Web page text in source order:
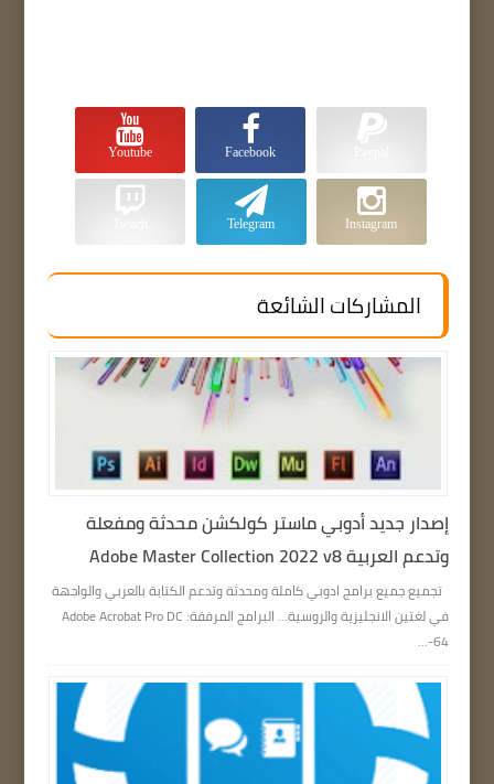
Facebook
Youtube
Instagram
Telegram
المشاركات الشائعة
إصدار جديد أدوبي ماستر كولكشن محدثة ومفعلة
وتدعم العربية Adobe Master Collection 2022 v8
تجميع جميع برامج ادوبي كاملة ومحدثة وتدعم الكتابة بالعربي والواجهة
في لغتين الانجليزية والروسية… البرامج المرفقة: Adobe Acrobat Pro DC
64-...